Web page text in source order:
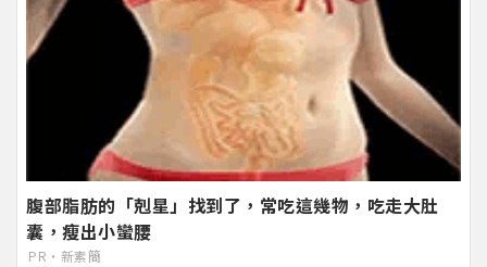
腹部脂肪的「剋星」找到了，常吃這幾物，吃走大肚
囊，瘦出小蠻腰
PR・新素簡